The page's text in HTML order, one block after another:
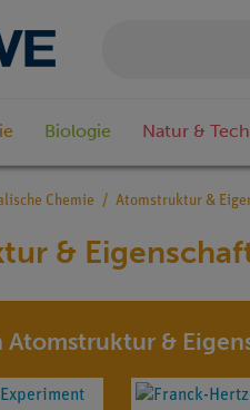
Biologie Natur &
Chemie Atomstruktur &
&
Atomstruktur &